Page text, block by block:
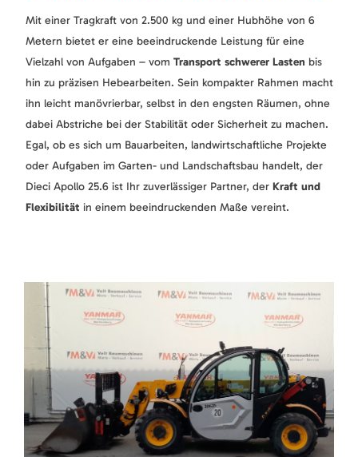
Mit einer Tragkraft von 2.500 kg und einer Hubhöhe von 6
Metern bietet er eine beeindruckende Leistung für eine
Vielzahl von Aufgaben – vom Transport schwerer Lasten bis
hin zu präzisen Hebearbeiten. Sein kompakter Rahmen macht
ihn leicht manövrierbar, selbst in den engsten Räumen, ohne
dabei Abstriche bei der Stabilität oder Sicherheit zu machen.
Egal, ob es sich um Bauarbeiten, landwirtschaftliche Projekte
oder Aufgaben im Garten- und Landschaftsbau handelt, der
Dieci Apollo 25.6 ist Ihr zuverlässiger Partner, der Kraft und
Flexibilität in einem beeindruckenden Maße vereint.